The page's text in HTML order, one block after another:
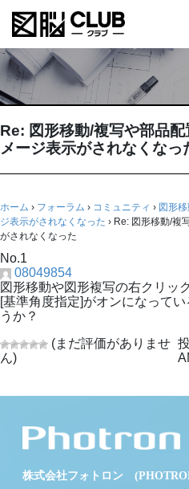
Re: 図形移動/複写や部品
メージ表示がされなくなっ
ホーム › フォーラム › コミュニティ › 図形
ジ表示がされなくなった › Re: 図形移動/複
がされなくなった
No.1
08049854
図形移動や図形複写の右クリッ
[基準角度指定]がオンになって
うか？
(まだ評価がありませ
ん)
株式会社フォトロン